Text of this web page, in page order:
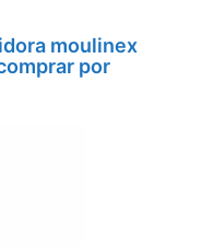
moulinex
por